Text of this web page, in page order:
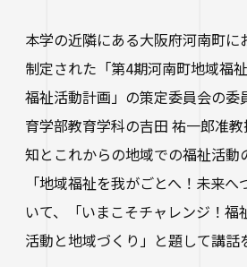
大学へのご寄付について
キャンパス・施設紹介
交通アクセス
キャンパスマップ・施設紹介
生）
経営学部（2026年度以前入
大学院
短期大学部
学生サポートフロア
障害学生支援
保健センター
性の多様性についての基本方針
ハラスメントに関する相談
キャリア教育
卒業生紹介
進路状況
卒業生及び就職先アンケー
仏教文化研究所
外部研究費（科研費等）
学内研究費
研究倫理審査
海外渡航プログラム
キャンパスで国際交流
留学希望者向け情報
奨学金
四天王寺東高等学校／中学
四天王寺小学校
四天王寺大学後援会
ハルカス大学
卒業生の方
企業・一般の方
ご寄付をお考えの方へ
教職員サイト
学生ポータルサイト
各種証明書の申請
本学の近隣にある大阪府河南町に
制定された「第4期河南町地域福
福祉活動計画」の策定委員会の委
育学部教育学科の吉田 祐一郎准
知とこれからの地域での福祉活動
「地域福祉を我がごとへ！未来
いて、「いまこそチャレンジ！福
活動と地域づくり」と題して講話